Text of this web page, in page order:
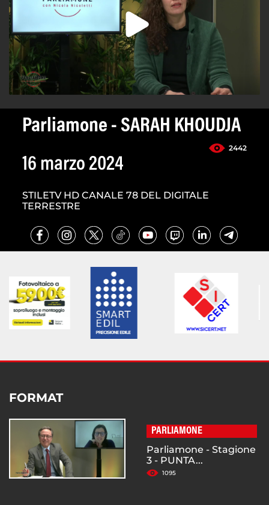
Parliamone - SARAH KHOUDJA
2442
16 marzo 2024
STILETV HD CANALE 78 DEL DIGITALE
TERRESTRE
FORMAT
PARLIAMONE
Parliamone - Stagione
3 - PUNTA...
1095